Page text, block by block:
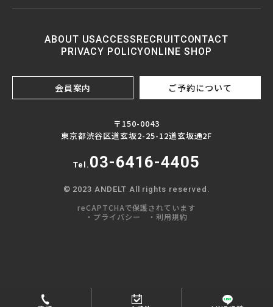
ABOUT USACCESSRECRUITCONTACT
PRIVACY POLICYONLINE SHOP
会員案内 ご予約について
〒150-0043
東京都渋谷区道玄坂2-25-12道玄坂通2F
Tel. 03-6416-4405
© 2023 ANDELT All rights reserved.
reCAPTCHAで保護されています
・プライバシー
・利用規約